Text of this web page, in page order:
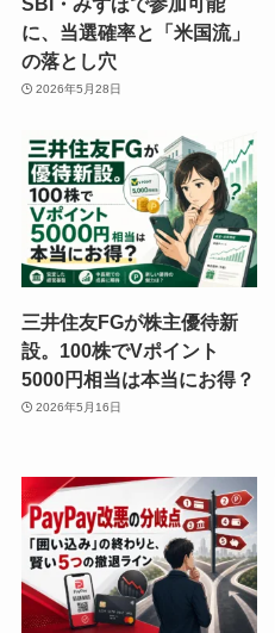
に、当選確率と「米国流」
の落とし穴
2026年5月28日
三井住友FGが株主優待新
設。100株でVポイント
5000円相当は本当にお得？
2026年5月16日